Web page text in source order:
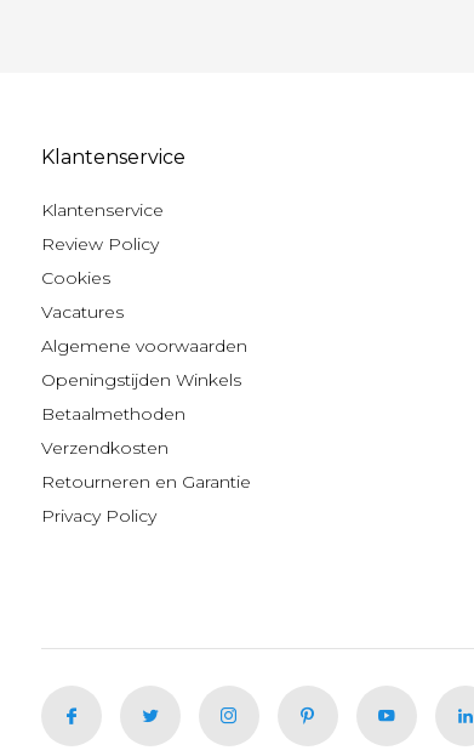
Klantenservice
Klantenservice
Review Policy
Cookies
Vacatures
Algemene voorwaarden
Openingstijden Winkels
Betaalmethoden
Verzendkosten
Retourneren en Garantie
Privacy Policy